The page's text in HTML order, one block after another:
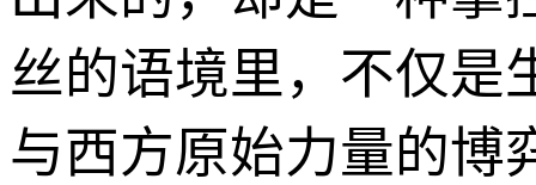
丝的语境里，不仅是
与西方原始力量的博